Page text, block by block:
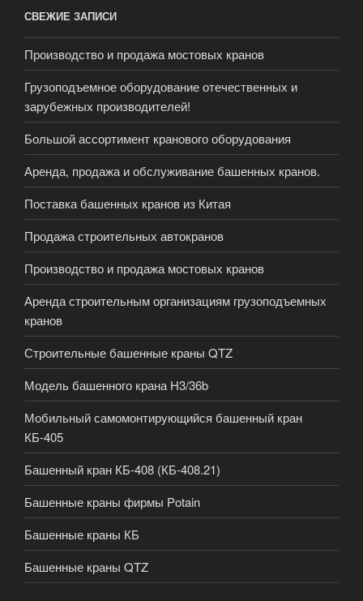
СВЕЖИЕ ЗАПИСИ
Производство и продажа мостовых кранов
Грузоподъемное оборудование отечественных и
зарубежных производителей!
Большой ассортимент кранового оборудования
Аренда, продажа и обслуживание башенных кранов.
Поставка башенных кранов из Китая
Продажа строительных автокранов
Производство и продажа мостовых кранов
Аренда строительным организациям грузоподъемных
кранов
Строительные башенные краны QTZ
Модель башенного крана H3/36b
Мобильный самомонтирующийся башенный кран
КБ-405
Башенный кран КБ-408 (КБ-408.21)
Башенные краны фирмы Potain
Башенные краны КБ
Башенные краны QTZ